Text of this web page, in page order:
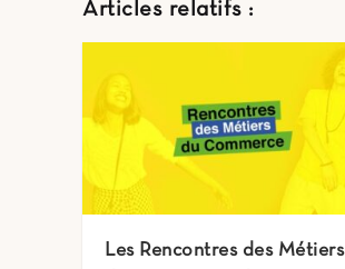
Articles relatifs :
Les Rencontres des Métiers